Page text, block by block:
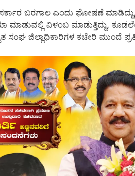
ಬರಗಾಲ ಎಂದು ಘೋಷಣೆ
ಮಾಡುವಲ್ಲಿ ವಿಳಂಬ ಮಾಡುತ್ತಿದ್ದು,
ಸಂಘ ಜಿಲ್ಲಾಧಿಕಾರಿಗಳ ಕಚೇರಿ ಮುಂದೆ